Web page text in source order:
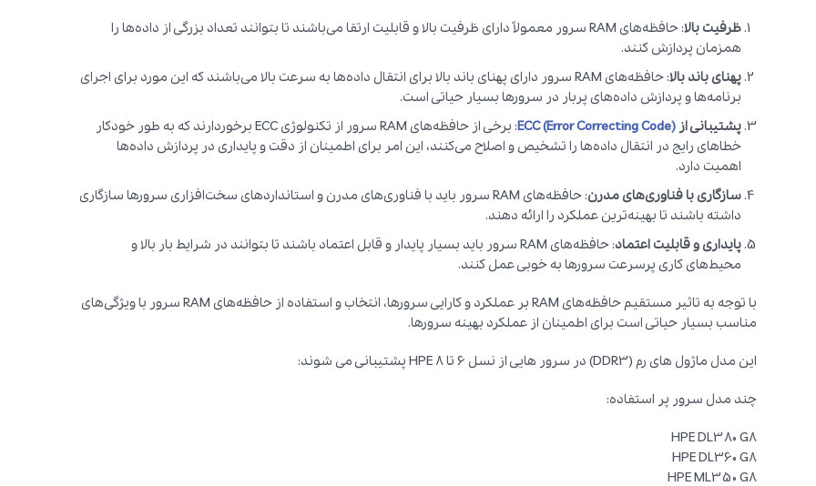
ظرفیت بالا
: حافظه‌های RAM سرور معمولاً دارای ظرفیت بالا و قابلیت ارتقا می‌باشند تا بتوانند تعداد بزرگی از داده‌ها را
همزمان پردازش کنند.
پهنای باند بالا
: حافظه‌های RAM سرور دارای پهنای باند بالا برای انتقال داده‌ها به سرعت بالا می‌باشند که این مورد برای اجرای
برنامه‌ها و پردازش داده‌های پربار در سرورها بسیار حیاتی است.
پشتیبانی از ECC (Error Correcting Code)
: برخی از حافظه‌های RAM سرور از تکنولوژی ECC برخوردارند که به طور خودکار
خطاهای رایج در انتقال داده‌ها را تشخیص و اصلاح می‌کنند، این امر برای اطمینان از دقت و پایداری در پردازش داده‌ها
اهمیت دارد.
سازگاری با فناوری‌های مدرن
: حافظه‌های RAM سرور باید با فناوری‌های مدرن و استانداردهای سخت‌افزاری سرورها سازگاری
داشته باشند تا بهینه‌ترین عملکرد را ارائه دهند.
پایداری و قابلیت اعتماد
: حافظه‌های RAM سرور باید بسیار پایدار و قابل اعتماد باشند تا بتوانند در شرایط بار بالا و
محیط‌های کاری پرسرعت سرورها به خوبی عمل کنند.
با توجه به تاثیر مستقیم حافظه‌های RAM بر عملکرد و کارایی سرورها، انتخاب و استفاده از حافظه‌های RAM سرور با ویژگی‌های
مناسب بسیار حیاتی است برای اطمینان از عملکرد بهینه سرورها.
این مدل ماژول های رم (DDR3) در سرور هایی از نسل 6 تا 8 HPE پشتیبانی می شوند:
چند مدل سرور پر استفاده:
HPE DL380 G8
HPE DL360 G8
HPE ML350 G8